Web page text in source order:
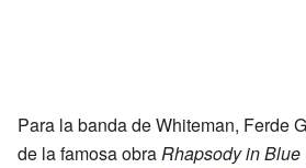
Para la banda de Whiteman, Ferde
de la famosa obraRhapsody in Blue